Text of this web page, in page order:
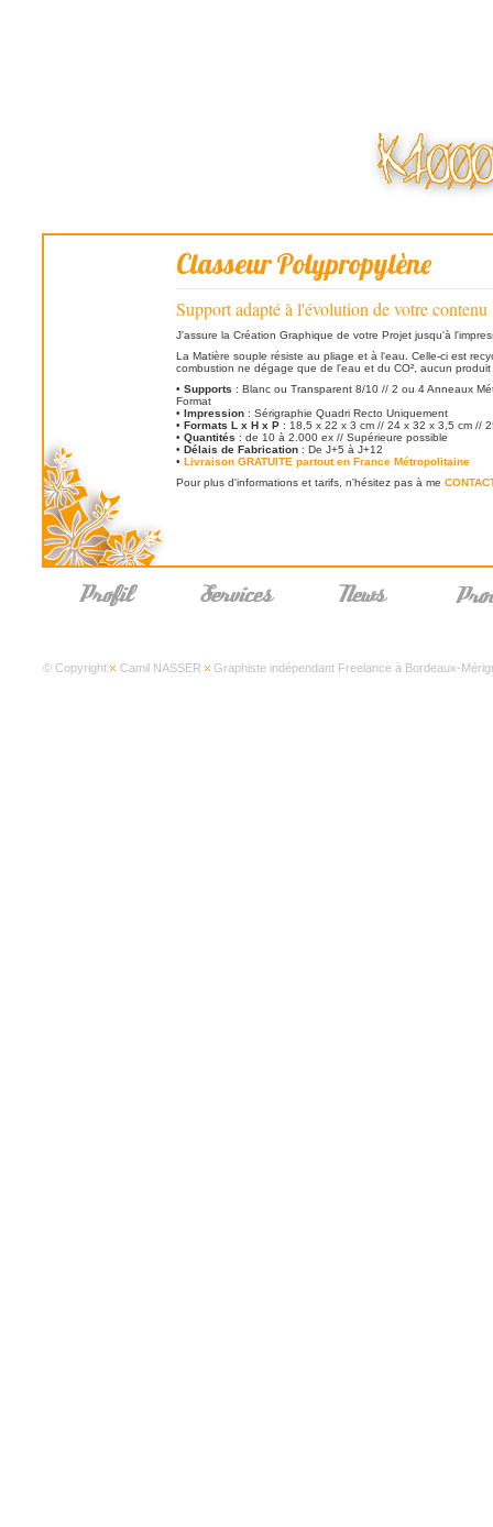
Classeur Polypropylène
Support adapté à l'évolution de votre contenu
J'assure la Création Graphique de votre Projet jusqu'à
La Matière souple résiste au pliage et à l'eau. Celle-ci est
combustion ne dégage que de l'eau et du CO², aucun produit
• Supports : Blanc ou Transparent 8/10 // 2 ou 4 Anneaux
Format
• Impression : Sérigraphie Quadri Recto Uniquement
• Formats L x H x P : 18,5 x 22 x 3 cm // 24 x 32 x 3,5 cm //
• Quantités : de 10 à 2.000 ex // Supérieure possible
• Délais de Fabrication : De J+5 à J+12
• Livraison GRATUITE partout en France Métropolitaine
Pour plus d'informations et tarifs, n'hésitez pas à me
© Copyright Camil NASSER Graphiste indépendant Freelance à Bordeaux-